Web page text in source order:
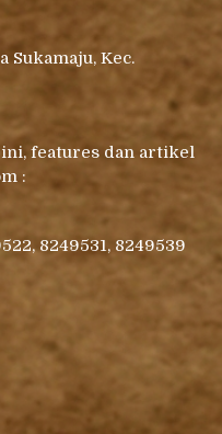
Sukamaju, Kec.
features dan artikel
:
8249531, 8249539